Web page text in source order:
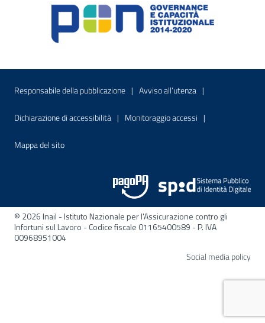
Menu di servizio
Responsabile della pubblicazione Sito interno - Apre in una nuova
Avviso all’utenza Sito interno -
Dichiarazione di accessibilità Sito interno - Apre in una nuova finestra
Monitoraggio accessi Sito interno -
Mappa del sitoSito interno - Apre nella stessa finestra
© 2026 Inail - Istituto Nazionale per l'Assicurazione contro gli
Infortuni sul Lavoro - Codice fiscale 01165400589 - P. IVA
00968951004
Social media policy